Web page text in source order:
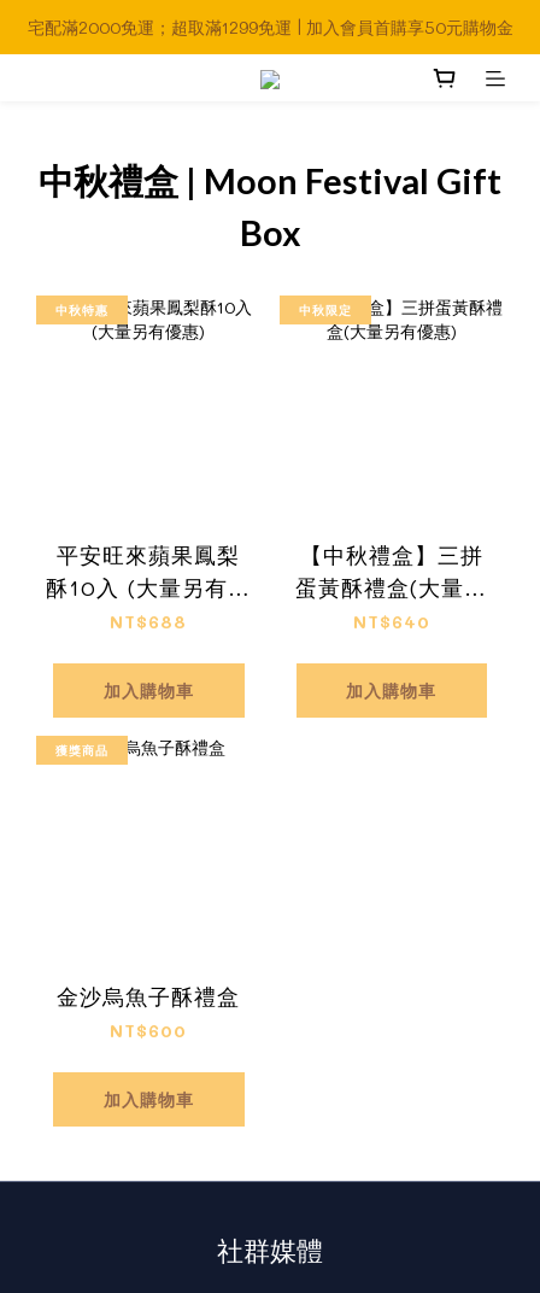
宅配滿2000免運；超取滿1299免運 | 加入會員首購享50元購物金
中秋禮盒 | Moon Festival Gift
Box
中秋特惠
平安旺來蘋果鳳梨
酥10入 (大量另有優
惠)
NT$688
加入購物車
中秋限定
【中秋禮盒】三拼
蛋黃酥禮盒(大量另
有優惠)
NT$640
加入購物車
獲獎商品
金沙烏魚子酥禮盒
NT$600
加入購物車
社群媒體